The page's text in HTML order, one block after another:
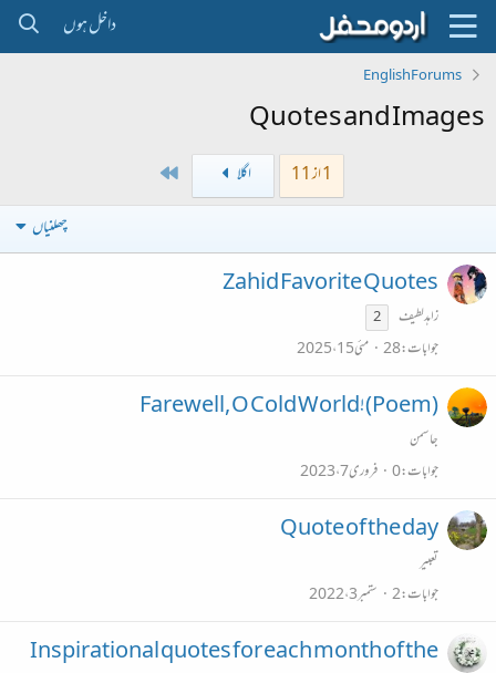
داخل ہوں
English Forums
Quotes and Images
1 از 11 اگلا
چھلنیاں
Zahid Favorite Quotes
زاہد لطیف 2
جوابات 28 مئی 15، 2025
(Poem)!Farewell, O Cold World
جاسمن
جوابات 0 فروری 7، 2023
Quote of the day
تعبیر
جوابات 2 ستمبر 3، 2022
Inspirational quotes for each month of the